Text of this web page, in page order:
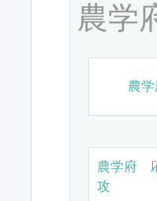
農学
農
農学府
攻